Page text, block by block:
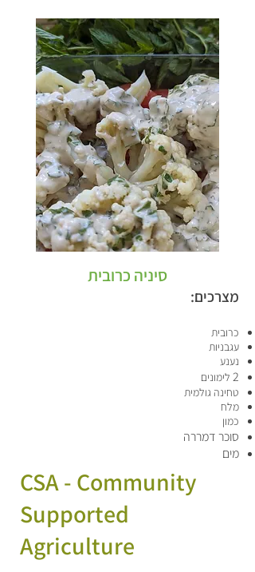
סיניה כרובית
מצרכים:
כרובית
עגבניות
נענע
2 לימונים
טחינה גולמית
מלח
כמון
סוכר דמררה
מים
CSA - Community
Supported
Agriculture